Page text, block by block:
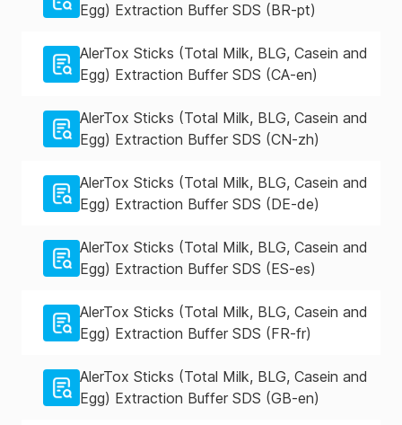
Egg) Extraction Buffer SDS (BR-pt)
AlerTox Sticks (Total Milk, BLG, Casein and
Egg) Extraction Buffer SDS (CA-en)
AlerTox Sticks (Total Milk, BLG, Casein and
Egg) Extraction Buffer SDS (CN-zh)
AlerTox Sticks (Total Milk, BLG, Casein and
Egg) Extraction Buffer SDS (DE-de)
AlerTox Sticks (Total Milk, BLG, Casein and
Egg) Extraction Buffer SDS (ES-es)
AlerTox Sticks (Total Milk, BLG, Casein and
Egg) Extraction Buffer SDS (FR-fr)
AlerTox Sticks (Total Milk, BLG, Casein and
Egg) Extraction Buffer SDS (GB-en)